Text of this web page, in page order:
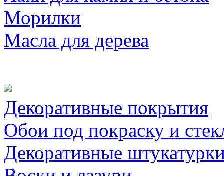
Морилки
Масла для дерева
Декоративные покрытия
Обои под покраску и
Декоративные